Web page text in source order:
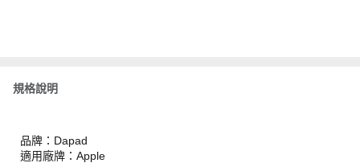
規格說明
品牌：Dapad
適用廠牌：Apple